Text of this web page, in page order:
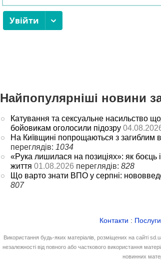
Найпопулярніші новини
Катування та сексуальне насильство
бойовикам оголосили підозру
На Київщині попрощаються з
переглядів: 1034
«Рука лишилася на позиціях»: як боєць
життя 01.08.2026 переглядів: 828
Що варто знати ВПО у серпні:
807
Контакти : Послуги
Використання будь-яких матеріалів, розміщених на сайті
незалежності від повного або часткового використання
новинних